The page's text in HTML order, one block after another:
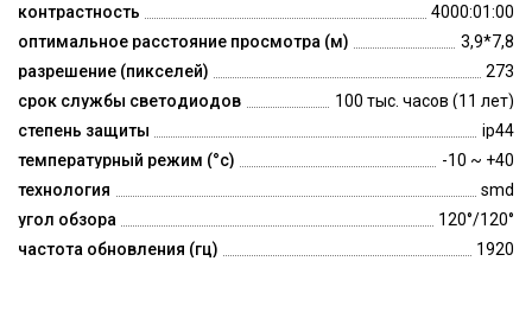
контрастность
4000:01:00
оптимальное расстояние просмотра (м)
3,9*7,8
разрешение (пикселей)
273
срок службы светодиодов
100 тыс. часов (11 лет)
степень защиты
ip44
температурный режим (°c)
-10 ~ +40
технология
smd
угол обзора
120°/120°
частота обновления (гц)
1920